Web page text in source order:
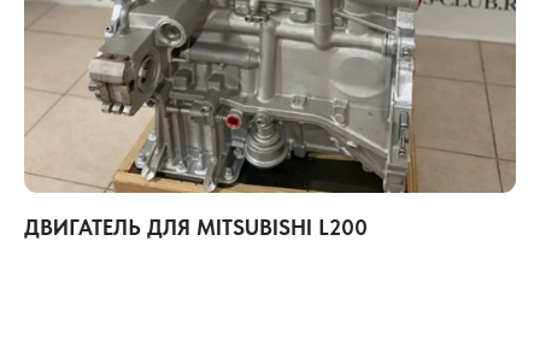
ДВИГАТЕЛЬ ДЛЯ MITSUBISHI L200